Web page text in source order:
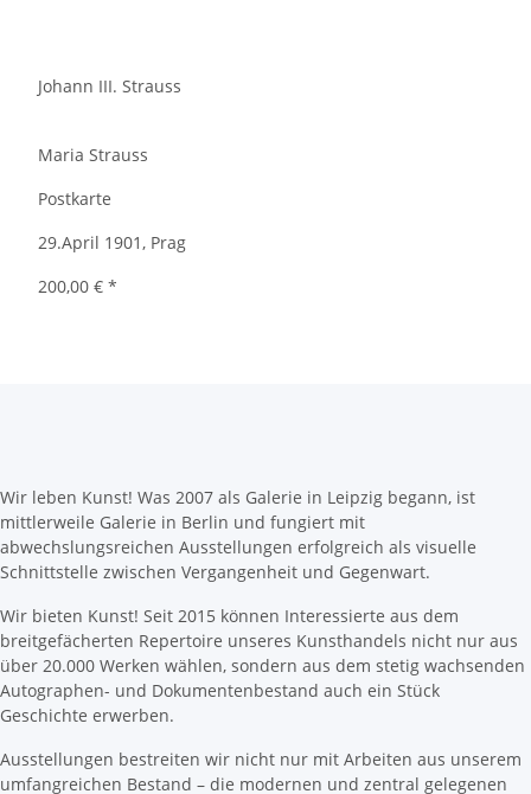
Johann III. Strauss
Maria Strauss
Postkarte
29.April 1901, Prag
200,00 € *
Wir leben Kunst! Was 2007 als Galerie in Leipzig begann, ist
mittlerweile Galerie in Berlin und fungiert mit
abwechslungsreichen Ausstellungen erfolgreich als visuelle
Schnittstelle zwischen Vergangenheit und Gegenwart.
Wir bieten Kunst! Seit 2015 können Interessierte aus dem
breitgefächerten Repertoire unseres Kunsthandels nicht nur aus
über 20.000 Werken wählen, sondern aus dem stetig wachsenden
Autographen- und Dokumentenbestand auch ein Stück
Geschichte erwerben.
Ausstellungen bestreiten wir nicht nur mit Arbeiten aus unserem
umfangreichen Bestand – die modernen und zentral gelegenen